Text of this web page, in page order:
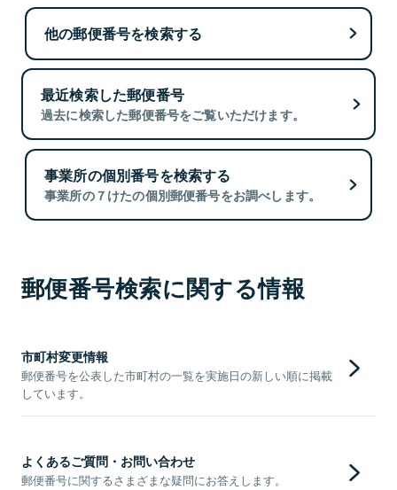
他の郵便番号を検索する
最近検索した郵便番号
過去に検索した郵便番号をご覧いただけます。
事業所の個別番号を検索する
事業所の７けたの個別郵便番号をお調べします。
郵便番号検索に関する情報
市町村変更情報
郵便番号を公表した市町村の一覧を実施日の新しい順に掲載
しています。
よくあるご質問・お問い合わせ
郵便番号に関するさまざまな疑問にお答えします。